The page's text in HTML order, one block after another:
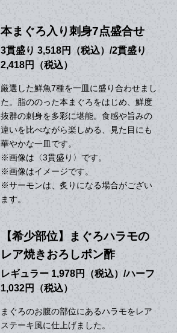
本まぐろ入り刺身7点盛合せ
3貫盛り 3,518円（税込）/2貫盛り
2,418円（税込）
厳選した鮮魚7種を一皿に盛り合わせまし
た。脂ののった本まぐろをはじめ、鮮度
抜群の刺身を多彩に堪能。食感や旨みの
違いを比べながら楽しめる、見た目にも
華やかな一皿です。
※画像は〈3貫盛り〉です。
※画像はイメージです。
※サーモンは、炙りになる場合がござい
ます。
【希少部位】まぐろハラモの
レア焼きおろしポン酢
レギュラー 1,978円（税込）/ハーフ
1,032円（税込）
まぐろのお腹の部位にあるハラモをレア
ステーキ風に仕上げました。